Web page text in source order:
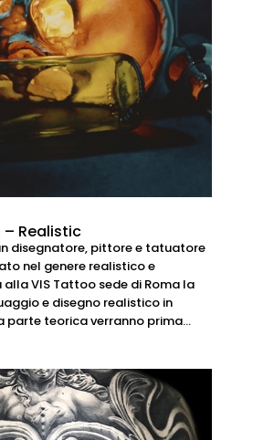
– Realistic
disegnatore, pittore e tatuatore
nel genere realistico e
VIS Tattoo sede di Roma la
e disegno realistico in
parte teorica verranno prima...